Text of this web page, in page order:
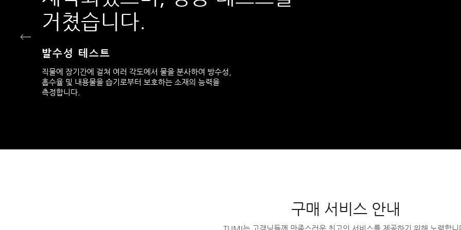
거쳤습니다.
발수성 테스트
직물에 장기간에 걸쳐 여러 각도에서 물을 분사하여 방수성,
흡수율 및 내용물을 습기로부터 보호하는 소재의 능력을
측정합니다.
구매 서비스 안내
TUMI는 고객님들께 만족스러운 최고의 서비스를 제공하기 위해 노력합니